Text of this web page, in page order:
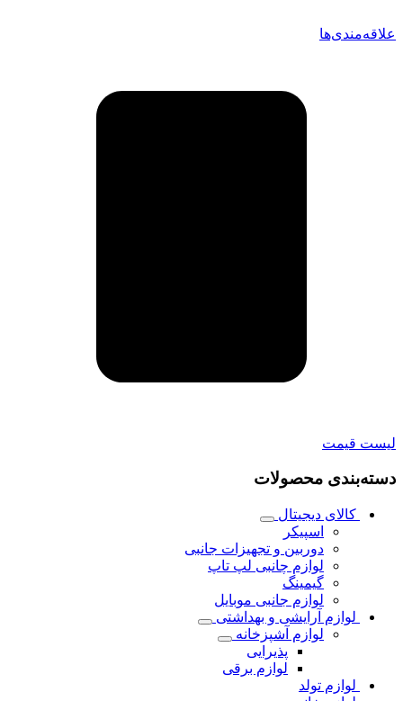
علاقه‌مندی‌ها
لیست قیمت
دسته‌بندی محصولات
کالای دیجیتال
اسپیکر
دوربین و تجهیزات جانبی
لوازم چانبی لپ تاپ
گیمینگ
لوازم جانبی موبایل
لوازم آرایشی و بهداشتی
لوازم آشپزخانه
پذیرایی
لوازم برقی
لوازم تولد